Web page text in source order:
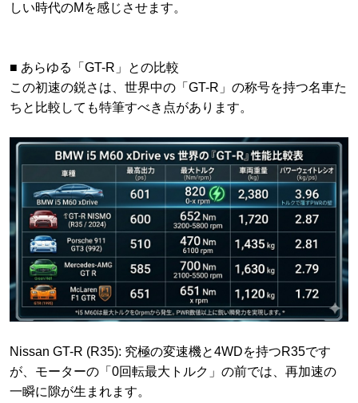
しい時代のMを感じさせます。
​■ あらゆる「GT-R」との比較
​この初速の鋭さは、世界中の「GT-R」の称号を持つ名車た
ちと比較しても特筆すべき点があります。
​Nissan GT-R (R35): 究極の変速機と4WDを持つR35です
が、モーターの「0回転最大トルク」の前では、再加速の
一瞬に隙が生まれます。